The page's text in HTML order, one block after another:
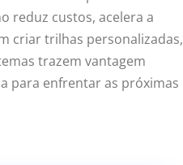
reduz custos, acelera a
criar trilhas personalizadas,
trazem vantagem
para enfrentar as próximas